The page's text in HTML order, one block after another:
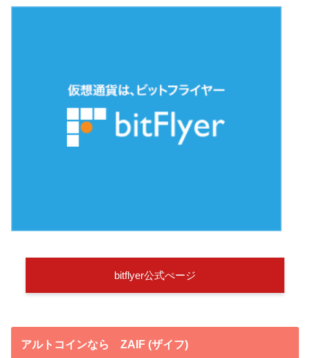
bitflyer公式ぺージ
アルトコインなら ZAIF (ザイフ)